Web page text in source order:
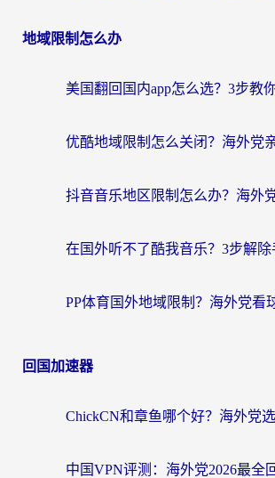
地域限制怎么办
回国加速器